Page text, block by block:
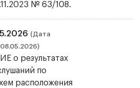
№ 63/108.
(Дата
о результатах
по
расположения